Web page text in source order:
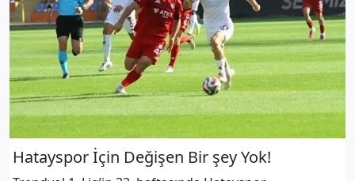
Hatayspor İçin Değişen Bir şey Yok!